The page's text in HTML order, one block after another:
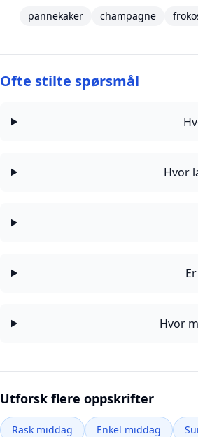
pannekaker champagne
Ofte stilte spørsmål
Hvor
Hvor
Utforsk flere oppskrifter
Rask middag Enkel middag